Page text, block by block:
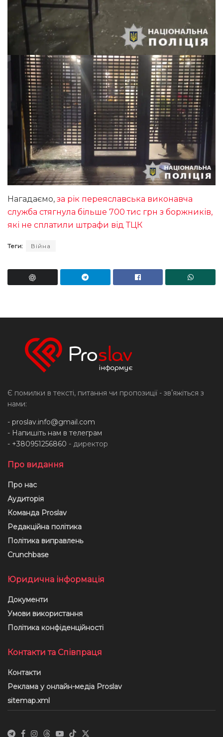
Нагадаємо, за рік переяславська виконавча
служба стягнула більше 700 тис грн з боржників,
які не сплатили штрафи від ТЦК
Теги: Війна
Є помилки в тексті, питання чи пропозиції - звʼяжіться з
нами:
- proslav.info@gmail.com
- Напишіть нам в телеграм
- +380951256860 - директор
Про видання
Про нас
Аудиторія
Команда Proslav
Редакційна політика
Політика виправлень
Crunchbase
Юридична інформація
Документи
Умови використання
Політика конфіденційності
Контакти та Співпраця
Контакти
Реклама у онлайн-медіа Proslav
sitemap.xml